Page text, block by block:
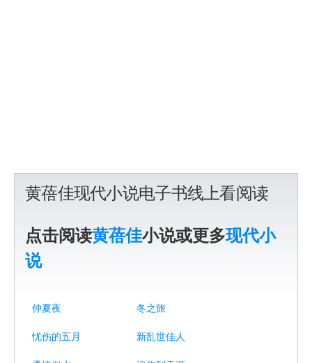
黄蓓佳现代小说电子书线上看阅读
点击阅读黄蓓佳小说或更多现代小
说
仲夏夜 冬之旅
忧伤的五月 新乱世佳人